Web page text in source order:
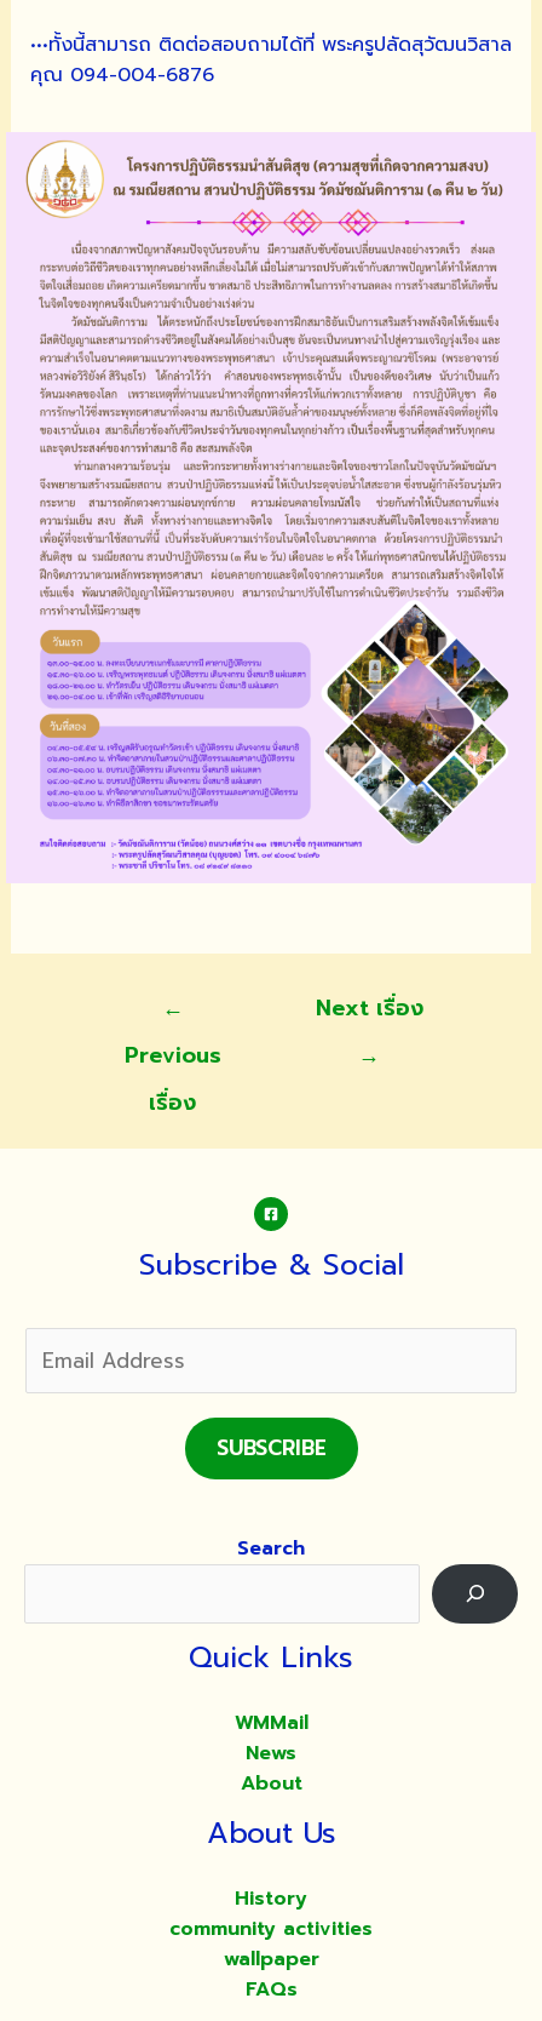
•••ทั้งนี้สามารถ ติดต่อสอบถามได้ที่ พระครูปลัดสุวัฒนวิสาล
คุณ 094-004-6876
←
Previous
เรื่อง
Next เรื่อง
→
Subscribe & Social
SUBSCRIBE
Search
Quick Links
WMMail
News
About
About Us
History
community activities
wallpaper
FAQs